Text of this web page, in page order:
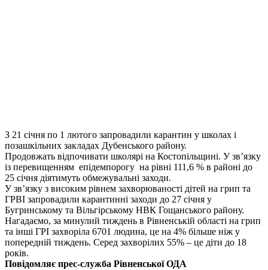
З 21 січня по 1 лютого запровадили карантин у школах і
позашкільних закладах Дубенського району.
Продовжать відпочивати школярі на Костопільщині. У зв’язку
із перевищенням епідемпорогу на рівні 111,6 % в районі до
25 січня діятимуть обмежувальні заходи.
У зв’язку з високим рівнем захворюваності дітей на грип та
ГРВІ запровадили карантинні заходи до 27 січня у
Бугринському та Вільгірському НВК Гощанського району.
Нагадаємо, за минулий тиждень в Рівненській області на грип
та інші ГРІ захворіла 6701 людина, це на 4% більше ніж у
попередній тиждень. Серед захворілих 55% – це діти до 18
років.
Повідомляє прес-служба Рівненської ОДА